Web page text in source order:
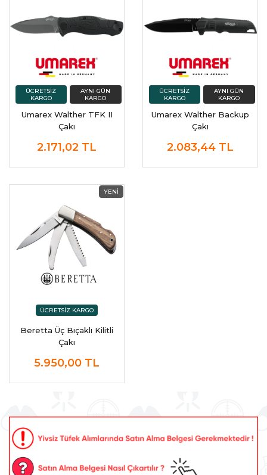
Umarex Walther TFK II
Çakı
2.171,02 TL
Umarex Walther Backup
Çakı
2.083,44 TL
Beretta Üç Bıçaklı Kilitli
Çakı
5.950,00 TL